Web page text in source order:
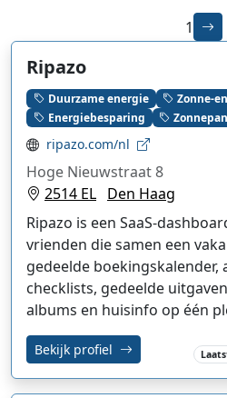
1
Ripazo
Duurzame energie Zonne-
Energiebesparing
ripazo.com/nl
Hoge Nieuwstraat 8
2514 EL Den Haag
Ripazo is een SaaS-
vrienden die samen een
gedeelde
checklists, gedeelde
albums en huisinfo op één
Bekijk profiel